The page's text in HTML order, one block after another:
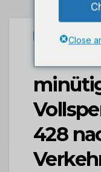
PRESSEPORTAL
POL-
428
Close